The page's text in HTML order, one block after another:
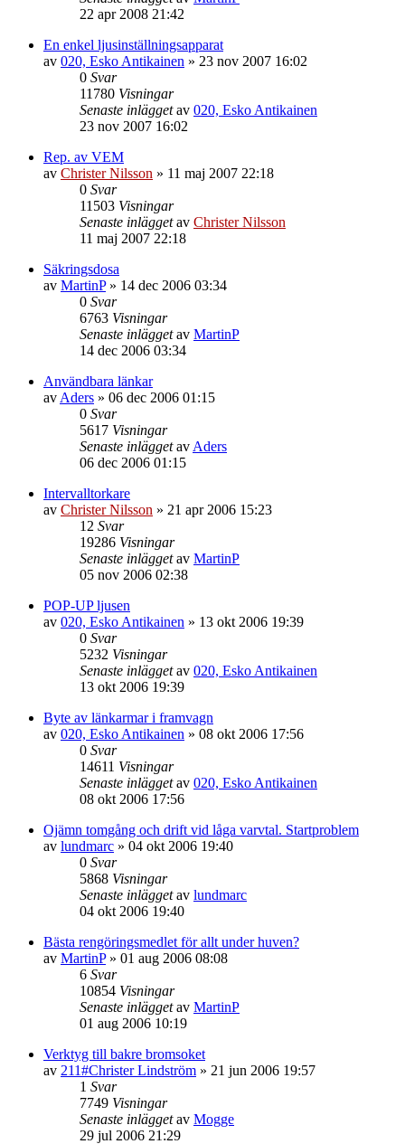
22 apr 2008 21:42
En enkel ljusinställningsapparat
av 020, Esko Antikainen » 23 nov 2007 16:02
0 Svar
11780 Visningar
Senaste inläggetav 020, Esko Antikainen
23 nov 2007 16:02
Rep. av VEM
av Christer Nilsson » 11 maj 2007 22:18
0 Svar
11503 Visningar
Senaste inläggetav Christer Nilsson
11 maj 2007 22:18
Säkringsdosa
av MartinP» 14 dec 2006 03:34
0 Svar
6763 Visningar
Senaste inläggetav MartinP
14 dec 2006 03:34
Användbara länkar
av Aders » 06 dec 2006 01:15
0 Svar
5617 Visningar
Senaste inläggetav Aders
06 dec 2006 01:15
Intervalltorkare
av Christer Nilsson » 21 apr 2006 15:23
12 Svar
19286 Visningar
Senaste inläggetav MartinP
05 nov 2006 02:38
POP-UP ljusen
av 020, Esko Antikainen » 13 okt 2006 19:39
0 Svar
5232 Visningar
Senaste inläggetav 020, Esko Antikainen
13 okt 2006 19:39
Byte av länkarmar i framvagn
av 020, Esko Antikainen » 08 okt 2006 17:56
0 Svar
14611 Visningar
Senaste inläggetav 020, Esko Antikainen
08 okt 2006 17:56
Ojämn tomgång och drift vid låga varvtal. Startproblem
av lundmarc » 04 okt 2006 19:40
0 Svar
5868 Visningar
Senaste inläggetav lundmarc
04 okt 2006 19:40
Bästa rengöringsmedlet för allt under huven?
av MartinP» 01 aug 2006 08:08
6 Svar
10854 Visningar
Senaste inläggetav MartinP
01 aug 2006 10:19
Verktyg till bakre bromsoket
av 211#Christer Lindström » 21 jun 2006 19:57
1 Svar
7749 Visningar
Senaste inläggetav Mogge
29 jul 2006 21:29